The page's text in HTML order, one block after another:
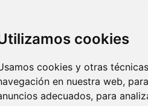
cookies
cookies y otras
en nuestra web,
adecuados, para